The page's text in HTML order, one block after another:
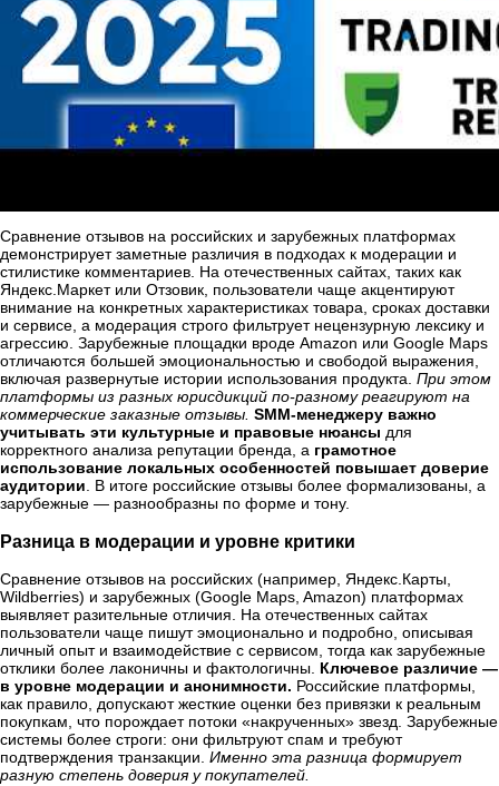
Сравнение отзывов на российских и зарубежных платформах
демонстрирует заметные различия в подходах к модерации и
стилистике комментариев. На отечественных сайтах, таких как
Яндекс.Маркет или Отзовик, пользователи чаще акцентируют
внимание на конкретных характеристиках товара, сроках доставки
и сервисе, а модерация строго фильтрует нецензурную лексику и
агрессию. Зарубежные площадки вроде Amazon или Google Maps
отличаются большей эмоциональностью и свободой выражения,
включая развернутые истории использования продукта. При этом
платформы из разных юрисдикций по-разному реагируют на
коммерческие заказные отзывы. SMM-менеджеру важно
учитывать эти культурные и правовые нюансы для
корректного анализа репутации бренда, а грамотное
использование локальных особенностей повышает доверие
аудитории. В итоге российские отзывы более формализованы, а
зарубежные — разнообразны по форме и тону.
Разница в модерации и уровне критики
Сравнение отзывов на российских (например, Яндекс.Карты,
Wildberries) и зарубежных (Google Maps, Amazon) платформах
выявляет разительные отличия. На отечественных сайтах
пользователи чаще пишут эмоционально и подробно, описывая
личный опыт и взаимодействие с сервисом, тогда как зарубежные
отклики более лаконичны и фактологичны. Ключевое различие —
в уровне модерации и анонимности. Российские платформы,
как правило, допускают жесткие оценки без привязки к реальным
покупкам, что порождает потоки «накрученных» звезд. Зарубежные
системы более строги: они фильтруют спам и требуют
подтверждения транзакции. Именно эта разница формирует
разную степень доверия у покупателей.